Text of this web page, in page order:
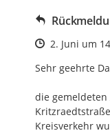
Zeitpunkt
2. Juni um
Sehr geehrte
die
Kreisverkehr